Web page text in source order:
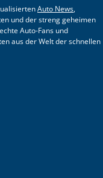
Auto News,
und der streng geheimen
Auto-Fans und
aus der Welt der schnellen